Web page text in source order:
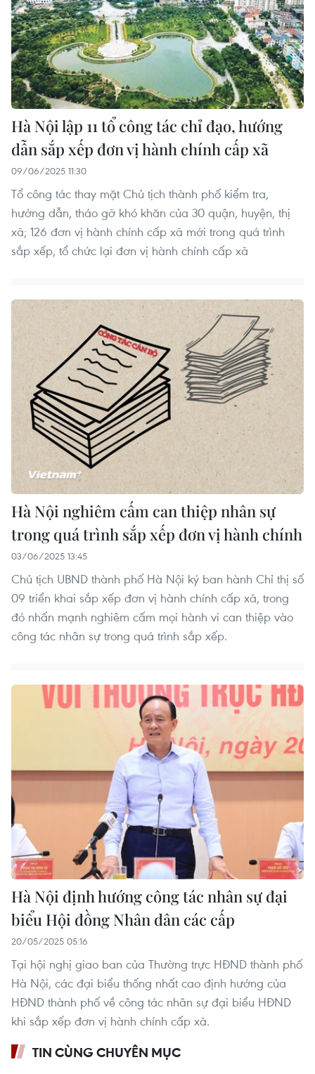
Hà Nội lập 11 tổ công tác chỉ đạo, hướng
dẫn sắp xếp đơn vị hành chính cấp xã
09/06/2025 11:30
Tổ công tác thay mặt Chủ tịch thành phố kiểm tra,
hướng dẫn, tháo gỡ khó khăn của 30 quận, huyện, thị
xã; 126 đơn vị hành chính cấp xã mới trong quá trình
sắp xếp, tổ chức lại đơn vị hành chính cấp xã
Hà Nội nghiêm cấm can thiệp nhân sự
trong quá trình sắp xếp đơn vị hành chính
03/06/2025 13:45
Chủ tịch UBND thành phố Hà Nội ký ban hành Chỉ thị số
09 triển khai sắp xếp đơn vị hành chính cấp xã, trong
đó nhấn mạnh nghiêm cấm mọi hành vi can thiệp vào
công tác nhân sự trong quá trình sắp xếp.
Hà Nội định hướng công tác nhân sự đại
biểu Hội đồng Nhân dân các cấp
20/05/2025 05:16
Tại hội nghị giao ban của Thường trực HĐND thành phố
Hà Nội, các đại biểu thống nhất cao định hướng của
HĐND thành phố về công tác nhân sự đại biểu HĐND
khi sắp xếp đơn vị hành chính cấp xã.
TIN CÙNG CHUYÊN MỤC